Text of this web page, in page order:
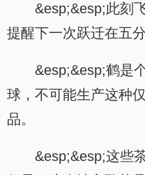
&esp;&esp;此刻
提醒下一次跃迁在五分
&esp;&esp;鹤是
球，不可能生产这种
品。
&esp;&esp;这些